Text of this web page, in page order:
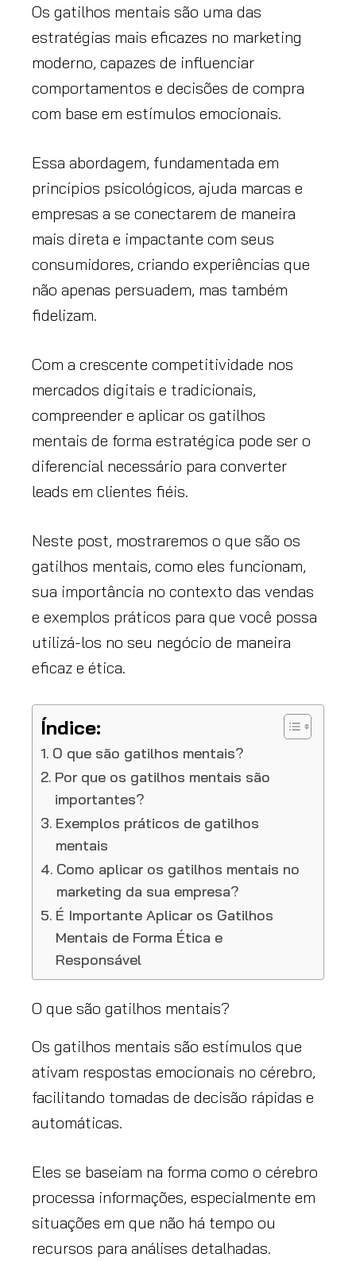
Os gatilhos mentais são uma das
estratégias mais eficazes no marketing
moderno, capazes de influenciar
comportamentos e decisões de compra
com base em estímulos emocionais.
Essa abordagem, fundamentada em
princípios psicológicos, ajuda marcas e
empresas a se conectarem de maneira
mais direta e impactante com seus
consumidores, criando experiências que
não apenas persuadem, mas também
fidelizam.
Com a crescente competitividade nos
mercados digitais e tradicionais,
compreender e aplicar os gatilhos
mentais de forma estratégica pode ser o
diferencial necessário para converter
leads em clientes fiéis.
Neste post, mostraremos o que são os
gatilhos mentais, como eles funcionam,
sua importância no contexto das vendas
e exemplos práticos para que você possa
utilizá-los no seu negócio de maneira
eficaz e ética.
Índice:
O que são gatilhos mentais?
Por que os gatilhos mentais são
importantes?
Exemplos práticos de gatilhos
mentais
Como aplicar os gatilhos mentais no
marketing da sua empresa?
É Importante Aplicar os Gatilhos
Mentais de Forma Ética e
Responsável
O que são gatilhos mentais?
Os gatilhos mentais são estímulos que
ativam respostas emocionais no cérebro,
facilitando tomadas de decisão rápidas e
automáticas.
Eles se baseiam na forma como o cérebro
processa informações, especialmente em
situações em que não há tempo ou
recursos para análises detalhadas.